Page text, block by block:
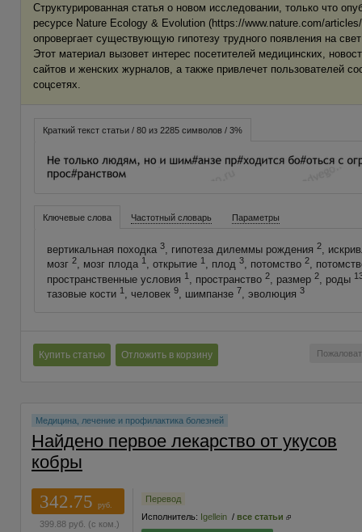
Структурированная статья о новом исследовании, только что
ресурсе Nature Ecology & Evolution (https://www.nature.com/
опровергает существующую гипотезу трудного появления на
Этот материал вызовет интерес посетителей медицинских,
сайтов и женских журналов, а также привлечет пользователей
соцсетях.
Краткий текст статьи / 80 из 2285 символов / 3%
Ключевые слова Частотный словарь Параметры
вертикальная походка 3, гипотеза дилеммы рождения 2,
мозг 2, мозг плода 1 , открытие 1 , плод 3, потомство 2,
пространственные условия 1, пространство 2, размер 2, роды
тазовые кости 1, человек 9, шимпанзе 7, эволюция 3
Купить статью Отложить в корзину
Медицина, лечение и профилактика болезней
Найдено первое лекарство от укусов
кобры
342.75
руб.
399.88 руб. (с ком.)
Перевод
Исполнитель: Igellein / все статьи